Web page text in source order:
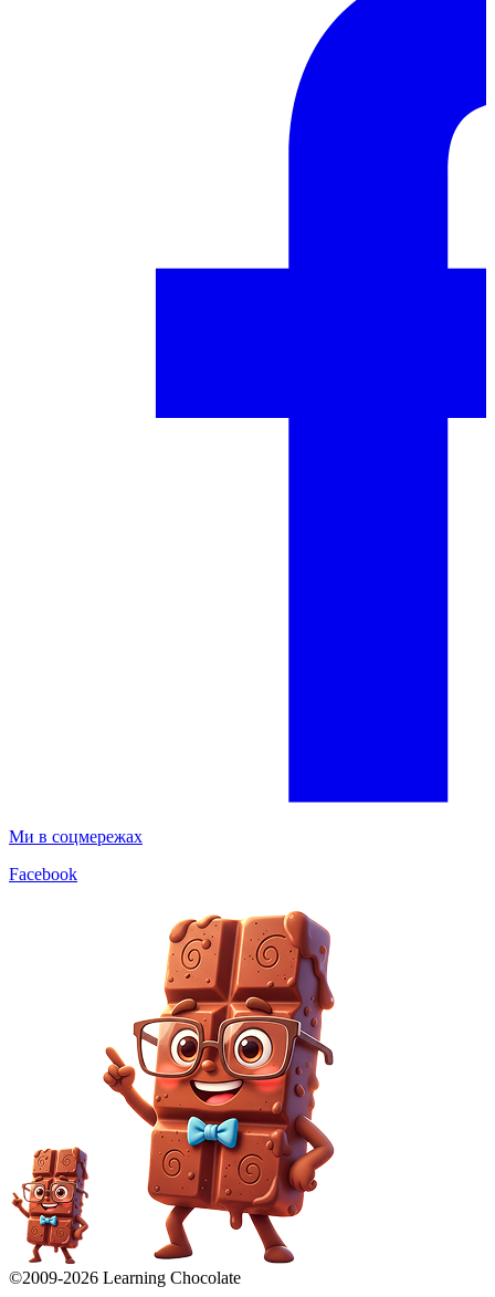
Ми в соцмережах
Facebook
©2009-2026 Learning Chocolate